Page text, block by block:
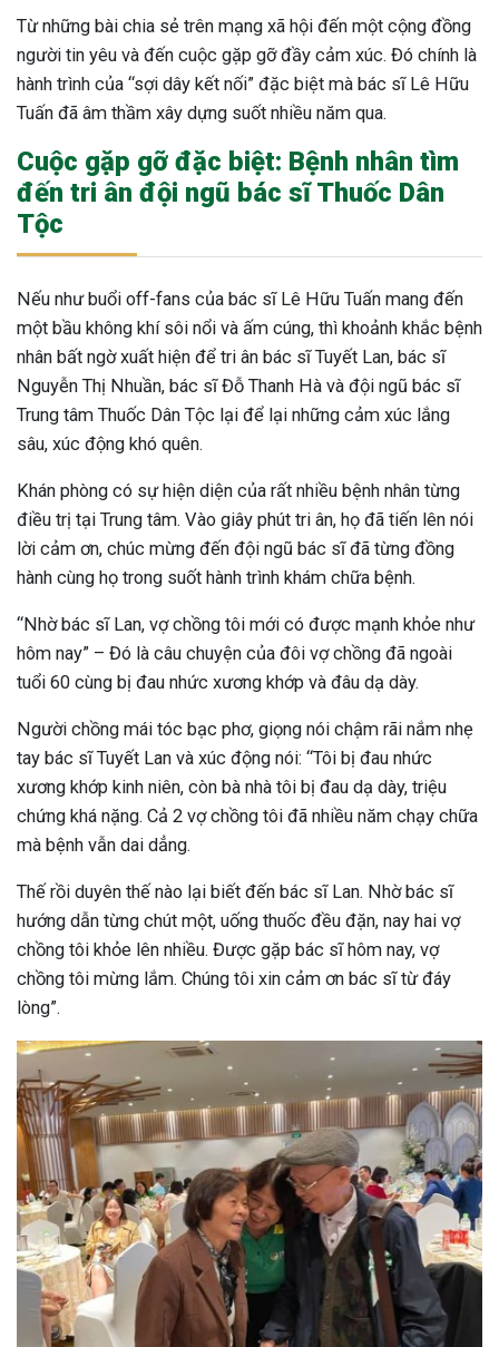
Từ những bài chia sẻ trên mạng xã hội đến một cộng đồng
người tin yêu và đến cuộc gặp gỡ đầy cảm xúc. Đó chính là
hành trình của “sợi dây kết nối” đặc biệt mà bác sĩ Lê Hữu
Tuấn đã âm thầm xây dựng suốt nhiều năm qua.
Cuộc gặp gỡ đặc biệt: Bệnh nhân tìm
đến tri ân đội ngũ bác sĩ Thuốc Dân
Tộc
Nếu như buổi off-fans của bác sĩ Lê Hữu Tuấn mang đến
một bầu không khí sôi nổi và ấm cúng, thì khoảnh khắc bệnh
nhân bất ngờ xuất hiện để tri ân bác sĩ Tuyết Lan, bác sĩ
Nguyễn Thị Nhuần, bác sĩ Đỗ Thanh Hà và đội ngũ bác sĩ
Trung tâm Thuốc Dân Tộc lại để lại những cảm xúc lắng
sâu, xúc động khó quên.
Khán phòng có sự hiện diện của rất nhiều bệnh nhân từng
điều trị tại Trung tâm. Vào giây phút tri ân, họ đã tiến lên nói
lời cảm ơn, chúc mừng đến đội ngũ bác sĩ đã từng đồng
hành cùng họ trong suốt hành trình khám chữa bệnh.
“Nhờ bác sĩ Lan, vợ chồng tôi mới có được mạnh khỏe như
hôm nay” – Đó là câu chuyện của đôi vợ chồng đã ngoài
tuổi 60 cùng bị đau nhức xương khớp và đâu dạ dày.
Người chồng mái tóc bạc phơ, giọng nói chậm rãi nắm nhẹ
tay bác sĩ Tuyết Lan và xúc động nói: “Tôi bị đau nhức
xương khớp kinh niên, còn bà nhà tôi bị đau dạ dày, triệu
chứng khá nặng. Cả 2 vợ chồng tôi đã nhiều năm chạy chữa
mà bệnh vẫn dai dẳng.
Thế rồi duyên thế nào lại biết đến bác sĩ Lan. Nhờ bác sĩ
hướng dẫn từng chút một, uống thuốc đều đặn, nay hai vợ
chồng tôi khỏe lên nhiều. Được gặp bác sĩ hôm nay, vợ
chồng tôi mừng lắm. Chúng tôi xin cảm ơn bác sĩ từ đáy
lòng”.